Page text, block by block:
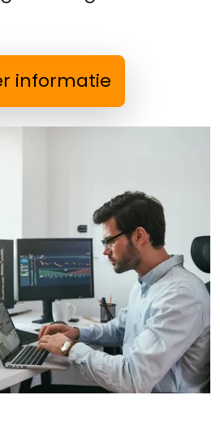
informatie